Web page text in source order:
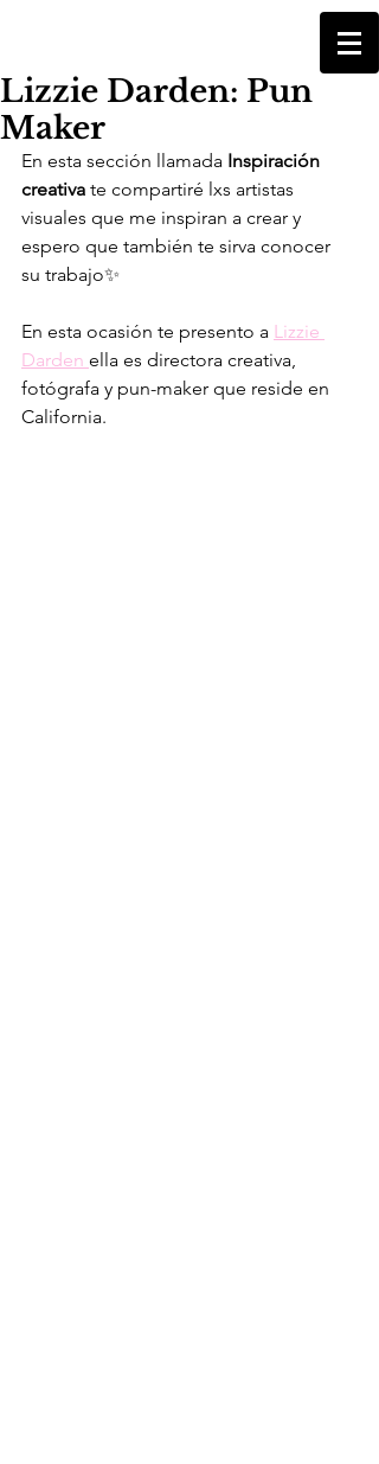
Lizzie Darden: Pun
Maker
En esta sección llamada Inspiración
creativa te compartiré lxs artistas
visuales que me inspiran a crear y
espero que también te sirva conocer
su trabajo✨
En esta ocasión te presento a Lizzie
Darden ella es directora creativa,
fotógrafa y pun-maker que reside en
California.